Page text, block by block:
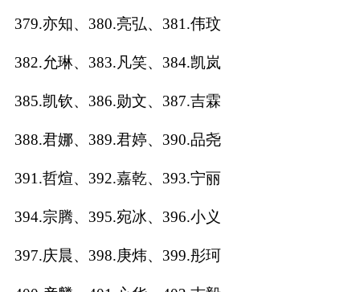
379.亦知、380.亮弘、381.伟玟
382.允琳、383.凡笑、384.凯岚
385.凯钦、386.勋文、387.吉霖
388.君娜、389.君婷、390.品尧
391.哲煊、392.嘉乾、393.宁丽
394.宗腾、395.宛冰、396.小义
397.庆晨、398.庚炜、399.彤珂